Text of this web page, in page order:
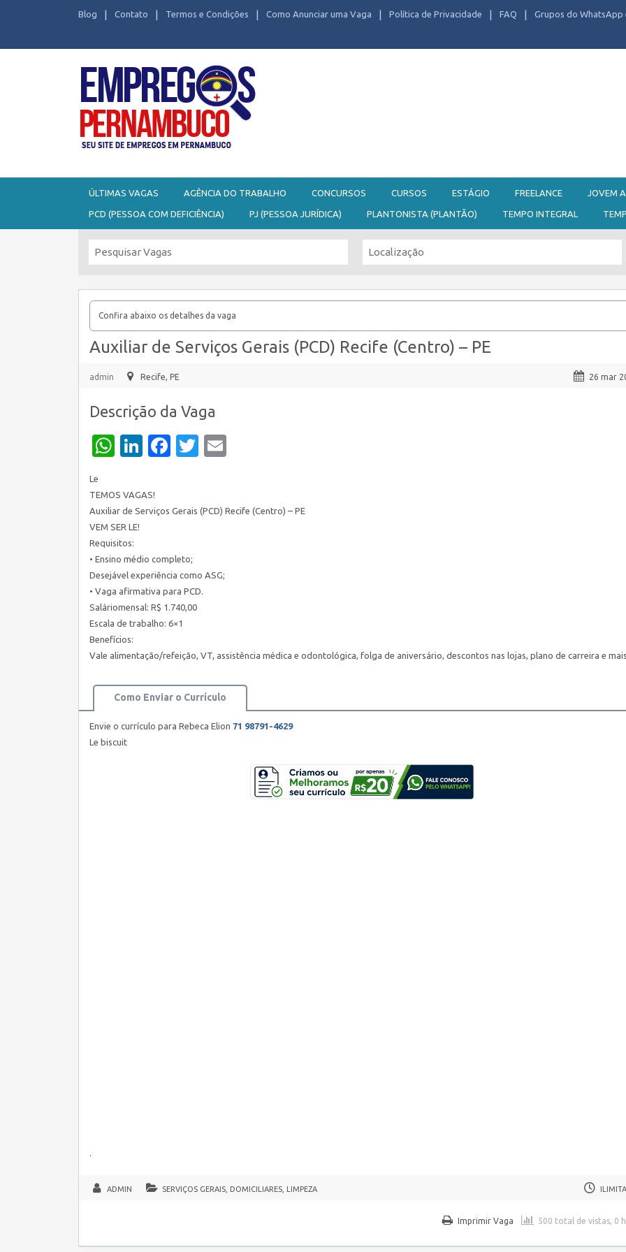
Blog Contato Termos e Condições Como Anunciar uma Vaga Política de Privacidade FAQ Grupos do WhatsApp
ÚLTIMAS VAGAS AGÊNCIA DO TRABALHO CONCURSOS CURSOS ESTÁGIO FREELANCE JOVEM
PCD (PESSOA COM DEFICIÊNCIA) PJ (PESSOA JURÍDICA) PLANTONISTA (PLANTÃO) TEMPO INTEGRAL
Confira abaixo os detalhes da vaga
Auxiliar de Serviços Gerais (PCD) Recife (Centro) – PE
admin Recife, PE 26 mar
Descrição da Vaga
WhatsApp
LinkedIn
Facebook
Twitter
Le
TEMOS VAGAS!
Auxiliar de Serviços Gerais (PCD) Recife (Centro) – PE
VEM SER LE!
Requisitos:
• Ensino médio completo;
Desejável experiência como ASG;
• Vaga afirmativa para PCD.
Saláriomensal: R$ 1.740,00
Escala de trabalho: 6×1
Benefícios:
Vale alimentação/refeição, VT, assistência médica e odontológica, folga de aniversário, descontos nas lojas, plano de carreira e
Como Enviar o Currículo
Envie o currículo para Rebeca Elion 71 98791-4629
Le biscuit
.
ADMIN SERVIÇOS GERAIS, DOMICILIARES, LIMPEZA
500 total de vistas, 0
Imprimir Vaga